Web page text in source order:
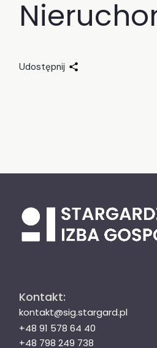
Udostępnij
Kontakt:
kontakt@sig.stargard.pl
+48 91 578 64 40
+48 798 249 738